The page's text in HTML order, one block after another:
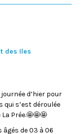
des Iles
d’hier pour
qui s’est déroulée
Prée.🤩🤩🤩
de 03 à 06